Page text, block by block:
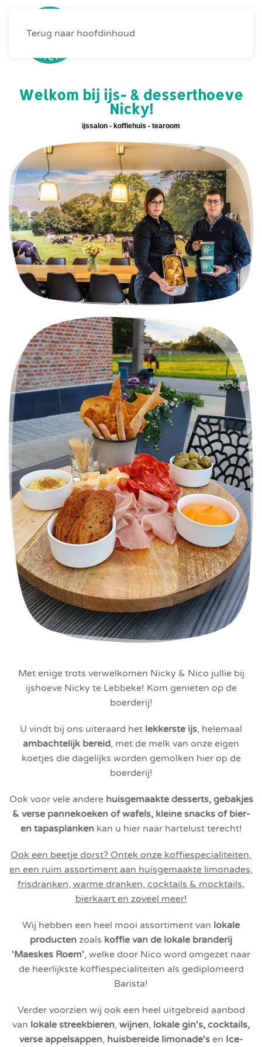
Terug naar hoofdinhoud
Welkom bij ijs- & desserthoeve
Nicky!
ijssalon - koffiehuis - tearoom
Met enige trots verwelkomen Nicky & Nico jullie bij
ijshoeve Nicky te Lebbeke! Kom genieten op de
boerderij!
U vindt bij ons uiteraard het lekkerste ijs, helemaal
ambachtelijk bereid, met de melk van onze eigen
koetjes die dagelijks worden gemolken hier op de
boerderij!
Ook voor vele andere huisgemaakte desserts, gebakjes
& verse pannekoeken of wafels, kleine snacks of bier-
en tapasplanken kan u hier naar hartelust terecht!
Ook een beetje dorst? Ontek onze koffiespecialiteiten,
en een ruim assortiment aan huisgemaakte limonades,
frisdranken, warme dranken, cocktails & mocktails,
bierkaart en zoveel meer!
Wij hebben een heel mooi assortiment van lokale
producten zoals koffie van de lokale branderij
'Maeskes Roem', welke door Nico word omgezet naar
de heerlijkste koffiespecialiteiten als gediplomeerd
Barista!
Verder voorzien wij ook een heel uitgebreid aanbod
van lokale streekbieren, wijnen, lokale gin's, cocktails,
verse appelsappen, huisbereide limonade'sen Ice-